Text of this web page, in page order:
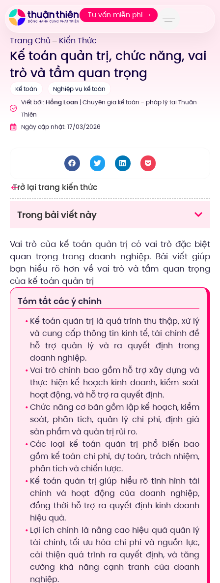
Tư vấn miễn phí
Trang Chủ — Kiến Thức
Kế toán quản trị, chức năng, vai
trò và tầm quan trọng
Kế toán
Nghiệp vụ kế toán
Viết bởi: Hồng Loan| Chuyên gia kế toán - pháp lý tại Thuận
Thiên
Ngày cập nhật: 17/03/2026
Vai trò của kế toán quản trị có vai trò đặc biệt
quan trọng trong doanh nghiệp. Bài viết giúp
bạn hiểu rõ hơn về vai trò và tầm quan trọng
của kế toán quản trị
Tóm tắt các ý chính
Kế toán quản trị là quá trình thu thập, xử lý
và cung cấp thông tin kinh tế, tài chính để
hỗ trợ quản lý và ra quyết định trong
doanh nghiệp.
Vai trò chính bao gồm hỗ trợ xây dựng và
thực hiện kế hoạch kinh doanh, kiểm soát
hoạt động, và hỗ trợ ra quyết định.
Chức năng cơ bản gồm lập kế hoạch, kiểm
soát, phân tích, quản lý chi phí, định giá
sản phẩm và quản trị rủi ro.
Các loại kế toán quản trị phổ biến bao
gồm kế toán chi phí, dự toán, trách nhiệm,
phân tích và chiến lược.
Kế toán quản trị giúp hiểu rõ tình hình tài
chính và hoạt động của doanh nghiệp,
đồng thời hỗ trợ ra quyết định kinh doanh
hiệu quả.
Lợi ích chính là nâng cao hiệu quả quản lý
tài chính, tối ưu hóa chi phí và nguồn lực,
cải thiện quá trình ra quyết định, và tăng
cường khả năng cạnh tranh của doanh
nghiệp.
Trở lại trang kiến thức
Trong bài viết này